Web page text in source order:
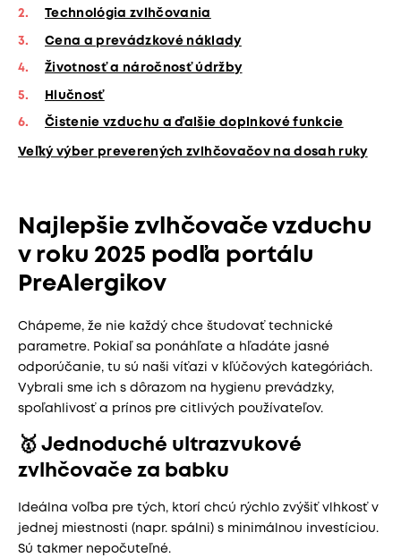
Technológia zvlhčovania
Cena a prevádzkové náklady
Životnosť a náročnosť údržby
Hlučnosť
Čistenie vzduchu a ďalšie doplnkové funkcie
Veľký výber preverených zvlhčovačov na dosah ruky
Najlepšie zvlhčovače vzduchu
v roku 2025 podľa portálu
PreAlergikov
Chápeme, že nie každý chce študovať technické
parametre. Pokiaľ sa ponáhľate a hľadáte jasné
odporúčanie, tu sú naši víťazi v kľúčových kategóriách.
Vybrali sme ich s dôrazom na hygienu prevádzky,
spoľahlivosť a prínos pre citlivých používateľov.
🥇 Jednoduché ultrazvukové
zvlhčovače za babku
Ideálna voľba pre tých, ktorí chcú rýchlo zvýšiť vlhkosť v
jednej miestnosti (napr. spálni) s minimálnou investíciou.
Sú takmer nepočuteľné.